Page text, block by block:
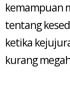
kemampuan
tentang
ketika
kurang